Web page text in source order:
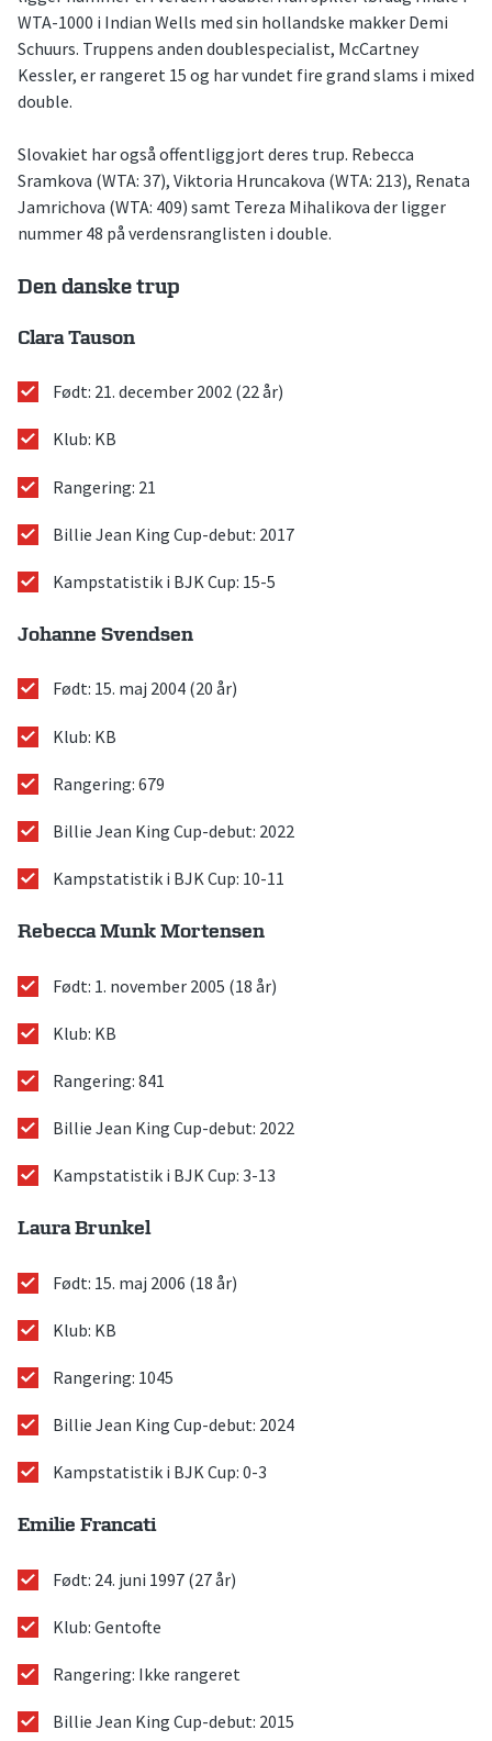
WTA-1000 i Indian Wells med sin hollandske makker Demi
Schuurs. Truppens anden doublespecialist, McCartney
Kessler, er rangeret 15 og har vundet fire grand slams i mixed
double.
Slovakiet har også offentliggjort deres trup. Rebecca
Sramkova (WTA: 37), Viktoria Hruncakova (WTA: 213), Renata
Jamrichova (WTA: 409) samt Tereza Mihalikova der ligger
nummer 48 på verdensranglisten i double.
Den danske trup
Clara Tauson
Født: 21. december 2002 (22 år)
Klub: KB
Rangering: 21
Billie Jean King Cup-debut: 2017
Kampstatistik i BJK Cup: 15-5
Johanne Svendsen
Født: 15. maj 2004 (20 år)
Klub: KB
Rangering: 679
Billie Jean King Cup-debut: 2022
Kampstatistik i BJK Cup: 10-11
Rebecca Munk Mortensen
Født: 1. november 2005 (18 år)
Klub: KB
Rangering: 841
Billie Jean King Cup-debut: 2022
Kampstatistik i BJK Cup: 3-13
Laura Brunkel
Født: 15. maj 2006 (18 år)
Klub: KB
Rangering: 1045
Billie Jean King Cup-debut: 2024
Kampstatistik i BJK Cup: 0-3
Emilie Francati
Født: 24. juni 1997 (27 år)
Klub: Gentofte
Rangering: Ikke rangeret
Billie Jean King Cup-debut: 2015